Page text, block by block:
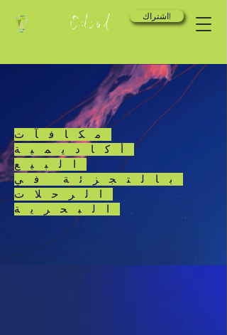
اشتراك!
مكافآت
أكاديمية
البيع
بالتجزئة في
الرحلات
البحرية